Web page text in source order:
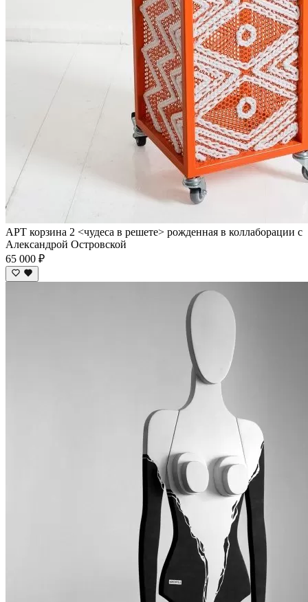
АРТ корзина 2 <чудеса в решете> рожденная в коллаборации с
Александрой Островской
65 000 ₽